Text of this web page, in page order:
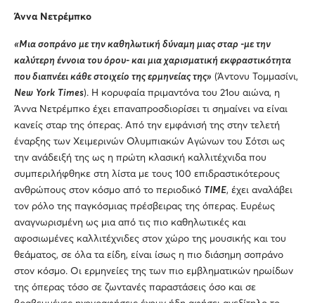
Άννα Νετρέμπκο
«Μια σοπράνο με την καθηλωτική δύναμη μιας σταρ -με την
καλύτερη έννοια του όρου- και μια χαρισματική εκφραστικότητα
που διαπνέει κάθε στοιχείο της ερμηνείας της» (Άντονυ Τομμασίνι,
New York Times). Η κορυφαία πριμαντόνα του 21ου αιώνα, η
Άννα Νετρέμπκο έχει επαναπροσδιορίσει τι σημαίνει να είναι
κανείς σταρ της όπερας. Από την εμφάνισή της στην τελετή
έναρξης των Χειμερινών Ολυμπιακών Αγώνων του Σότσι ως
την ανάδειξή της ως η πρώτη κλασική καλλιτέχνιδα που
συμπεριλήφθηκε στη λίστα με τους 100 επιδραστικότερους
ανθρώπους στον κόσμο από το περιοδικό TIME, έχει αναλάβει
τον ρόλο της παγκόσμιας πρέσβειρας της όπερας. Ευρέως
αναγνωρισμένη ως μια από τις πιο καθηλωτικές και
αφοσιωμένες καλλιτέχνιδες στον χώρο της μουσικής και του
θεάματος, σε όλα τα είδη, είναι ίσως η πιο διάσημη σοπράνο
στον κόσμο. Οι ερμηνείες της των πιο εμβληματικών ηρωίδων
της όπερας τόσο σε ζωντανές παραστάσεις όσο και σε